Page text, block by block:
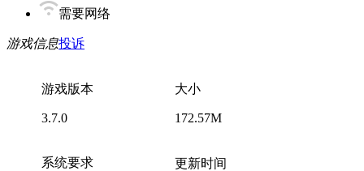
需要网络
游戏信息投诉
游戏版本
3.7.0
大小
172.57M
系统要求 更新时间